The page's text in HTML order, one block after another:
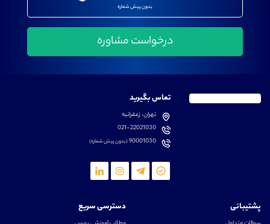
بدون پیش شماره
تماس بگیرید
تهران، زعفرانیه
021-22021030
90001030(بدون پیش شماره)
پشتیبانی دسترسی سریع